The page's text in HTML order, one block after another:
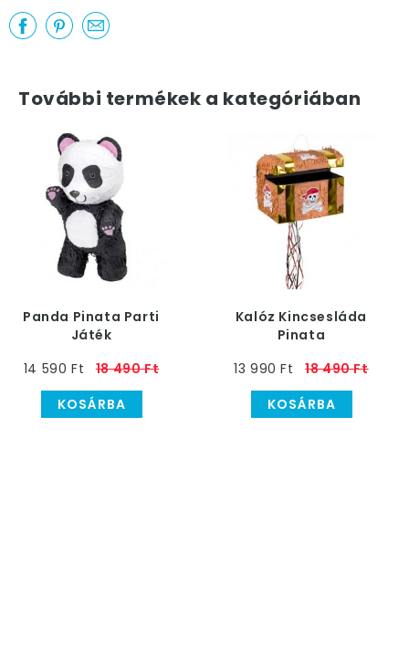
További termékek a kategóriában
Panda Pinata Parti
Játék
14 590 Ft
18 490 Ft
KOSÁRBA
Kalóz Kincsesláda
Pinata
13 990 Ft
18 490 Ft
KOSÁRBA